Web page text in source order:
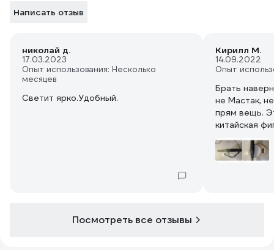
Написать отзыв
николай д.
17.03.2023
Опыт использования: Несколько
месяцев
Светит ярко.Удобный.
Кирилл М.
14.09.2022
Опыт
Брать
не Мастак,
прям вещь.
китайская
Посмотреть все отзывы